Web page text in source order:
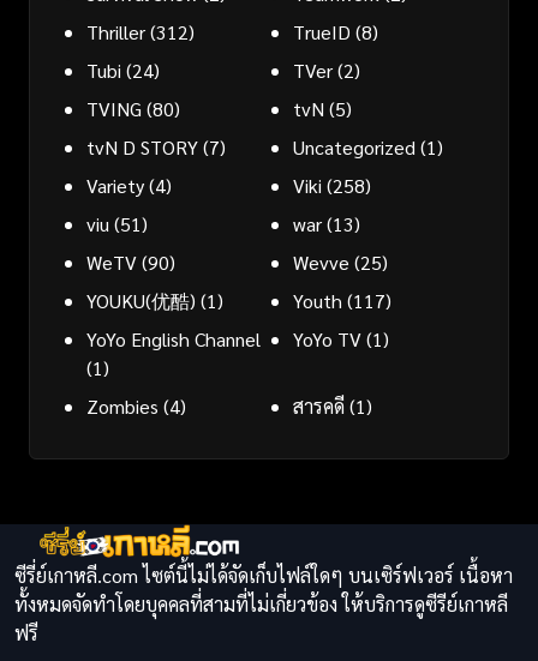
Thriller(312) TrueID (8)
Tubi (24) TVer(2)
TVING (80) tvN (5)
tvN D STORY(7) Uncategorized (1)
Variety(4) Viki (258)
viu (51) war(13)
WeTV(90) Wevve (25)
YOUKU(优酷) (1) Youth (117)
YoYo English Channel
(1)
YoYo TV(1)
Zombies (4) สารคดี(1)
ซีรี่ย์เกาหลี.com ไซต์นี้ไม่ได้จัดเก็บไฟล์ใดๆ บนเซิร์ฟเวอร์ เนื้อหา
ทั้งหมดจัดทำโดยบุคคลที่สามที่ไม่เกี่ยวข้อง ให้บริการดูซีรีย์เกาหลี
ฟรี